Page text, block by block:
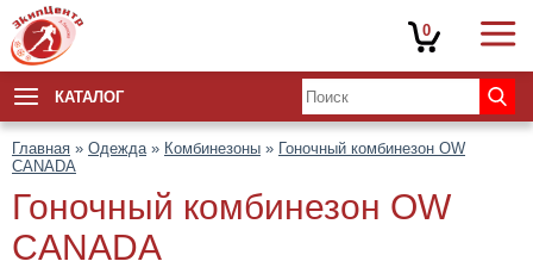
КАТАЛОГ
Главная » Одежда» Комбинезоны » Гоночный комбинезон OW
CANADA
Гоночный комбинезон OW
CANADA
0